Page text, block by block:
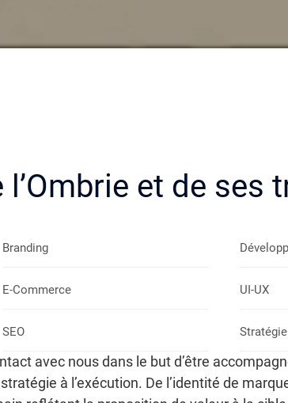
et de ses
Branding
E-Commerce UI-UX
SEO
avec nous dans le but d’être
à l’exécution. De l’identité de